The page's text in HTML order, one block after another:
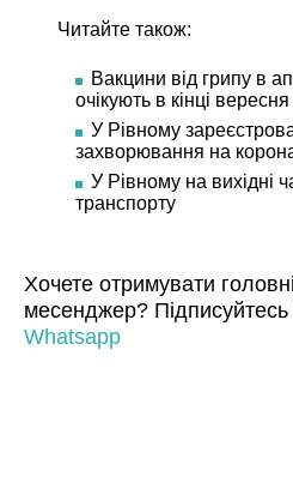
Читайте також:
Вакцини від грипу в
очікують в кінці
У Рівному
захворювання на
У Рівному на вихідні
транспорту
Хочете отримувати
месенджер?
Whatsapp